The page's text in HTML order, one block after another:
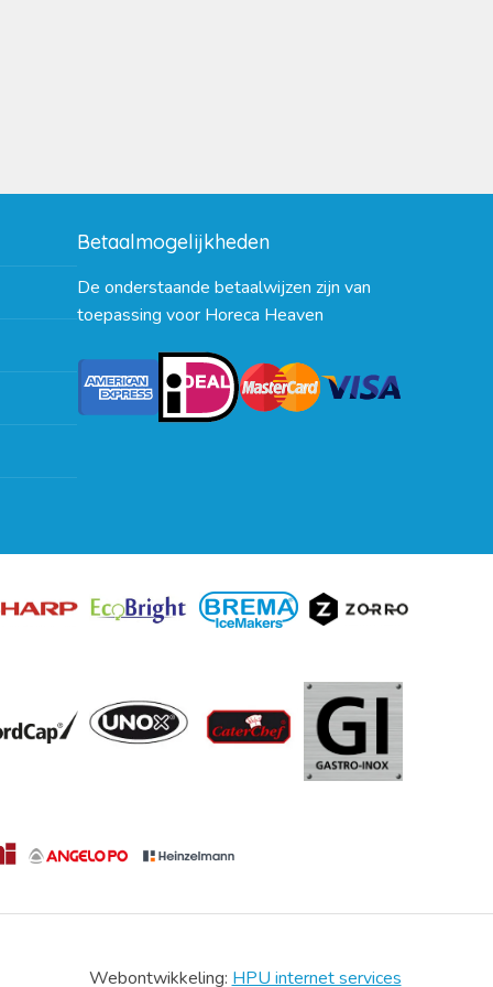
Betaalmogelijkheden
De onderstaande betaalwijzen zijn van
toepassing voor Horeca Heaven
Webontwikkeling: HPU internet services